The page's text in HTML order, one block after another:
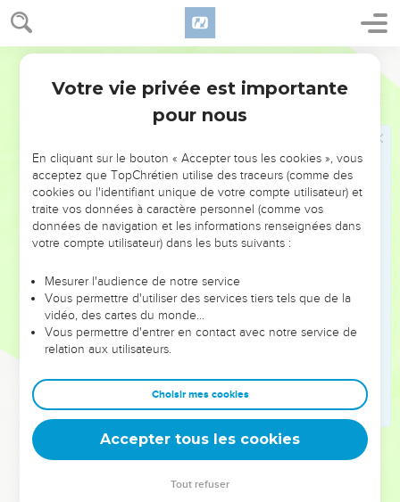
1 Corinthiens 8
8 Mais ce n’est pas un aliment qui peut nous rapprocher de
Dieu ; en manger ou pas ne nous rendra ni meilleurs, ni
Toutefois, faites bien attention à ce que votre liberté ne
fasse pas tomber dans le péché ceux qui sont mal affermis
Suppose, en effet, que l’un d’eux te voie, toi, « l’homme
éclairé », assis à table dans un temple d’idoles. Sa
conscience ne va-t-elle pas l’encourager, lui qui est mal
affermi, à manger des viandes sacrifiées aux idoles ?
va courir à sa perte. Et pourtant, c’est un frère pour lequel le
Christ a donné sa vie !
Si vous péchez de la sorte envers des frères, en blessant
leur conscience qui est faible, vous péchez contre le Christ
C’est pourquoi, si ce que je mange devait faire tomber
mon frère dans le péché, j’y renoncerais à tout jamais, afin
de ne pas être pour lui une occasion de chute.
La Bible Du Semeur Copyright © 1992, 1999 by Biblica, Inc.® Used by permission.
Votre vie privée est importante
pour nous
En cliquant sur le bouton « Accepter tous les cookies », vous
acceptez que TopChrétien utilise des traceurs (comme des
cookies ou l'identifiant unique de votre compte utilisateur) et
traite vos données à caractère personnel (comme vos
données de navigation et les informations renseignées dans
votre compte utilisateur) dans les buts suivants :
Mesurer l'audience de notre service
Vous permettre d'utiliser des services tiers tels que de la
vidéo, des cartes du monde…
Vous permettre d'entrer en contact avec notre service de
relation aux utilisateurs.
Choisir mes cookies
Accepter tous les cookies
Tout refuser